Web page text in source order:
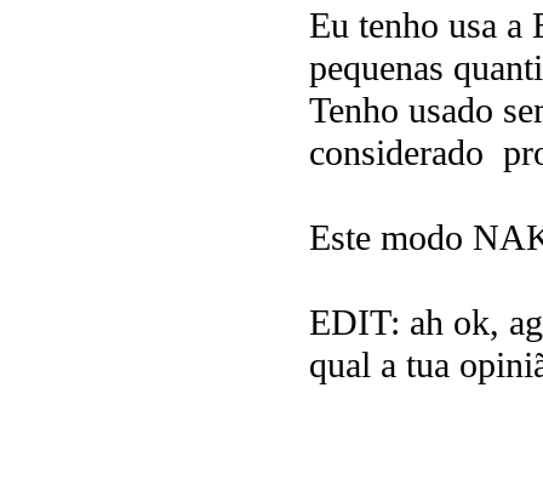
Eu tenho usa a
pequenas
Tenho usado
considerado
Este modo
EDIT: ah ok,
qual a tua